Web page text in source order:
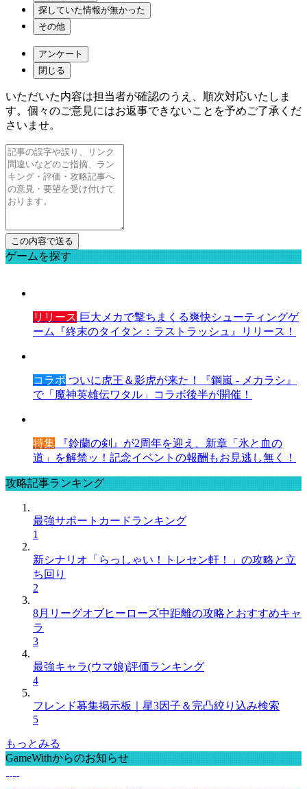
探していた情報が無かった
その他
アンケート
閉じる
いただいた内容は担当者が確認のうえ、順次対応いたしま
す。個々のご意見にはお返事できないことを予めご了承くだ
さいませ。
ゲームを探す
リリース 巨大メカで撃ちまくる爽快シューティングゲ
ーム『終末のタイタン：ラストラッシュ』リリース！
コラボ ついに虎王＆影虎が来た！『鋼嵐 - メカラシ』
で「魔神英雄伝ワタル」コラボ後半が開催！
特集 『鈴蘭の剣』が2周年を迎え、新章「氷と血の
道」を解禁ッ！記念イベントの報酬もお見逃し無く！
攻略記事ランキング
最強サポートカードランキング
1
新シナリオ「らっしゃい！トレセン軒！」の攻略と立
ち回り
2
8月リーグオブヒーローズ中距離の攻略とおすすめキャ
ラ
3
最強キャラ(ウマ娘)評価ランキング
4
フレンド募集掲示板｜星3因子＆完凸絞り込み検索
5
もっとみる
GameWithからのお知らせ